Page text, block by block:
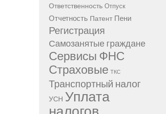
Ответственность Отпуск
Отчетность Патент Пени
Регистрация
Самозанятые граждане
Сервисы ФНС
Страховые ТКС
Транспортный налог
УСН Уплата